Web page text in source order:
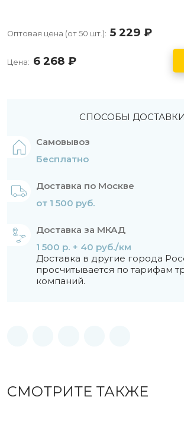
Оптовая цена (от 50 шт.): 5 229
Цена: 6 268
СПОСОБЫ ДОСТАВКИ
Самовывоз
Бесплатно
Доставка по Москве
от 1 500 руб.
Доставка за МКАД
1 500 р. + 40 руб./км
Доставка в другие города
просчитывается по тарифам
компаний.
СМОТРИТЕ ТАКЖЕ